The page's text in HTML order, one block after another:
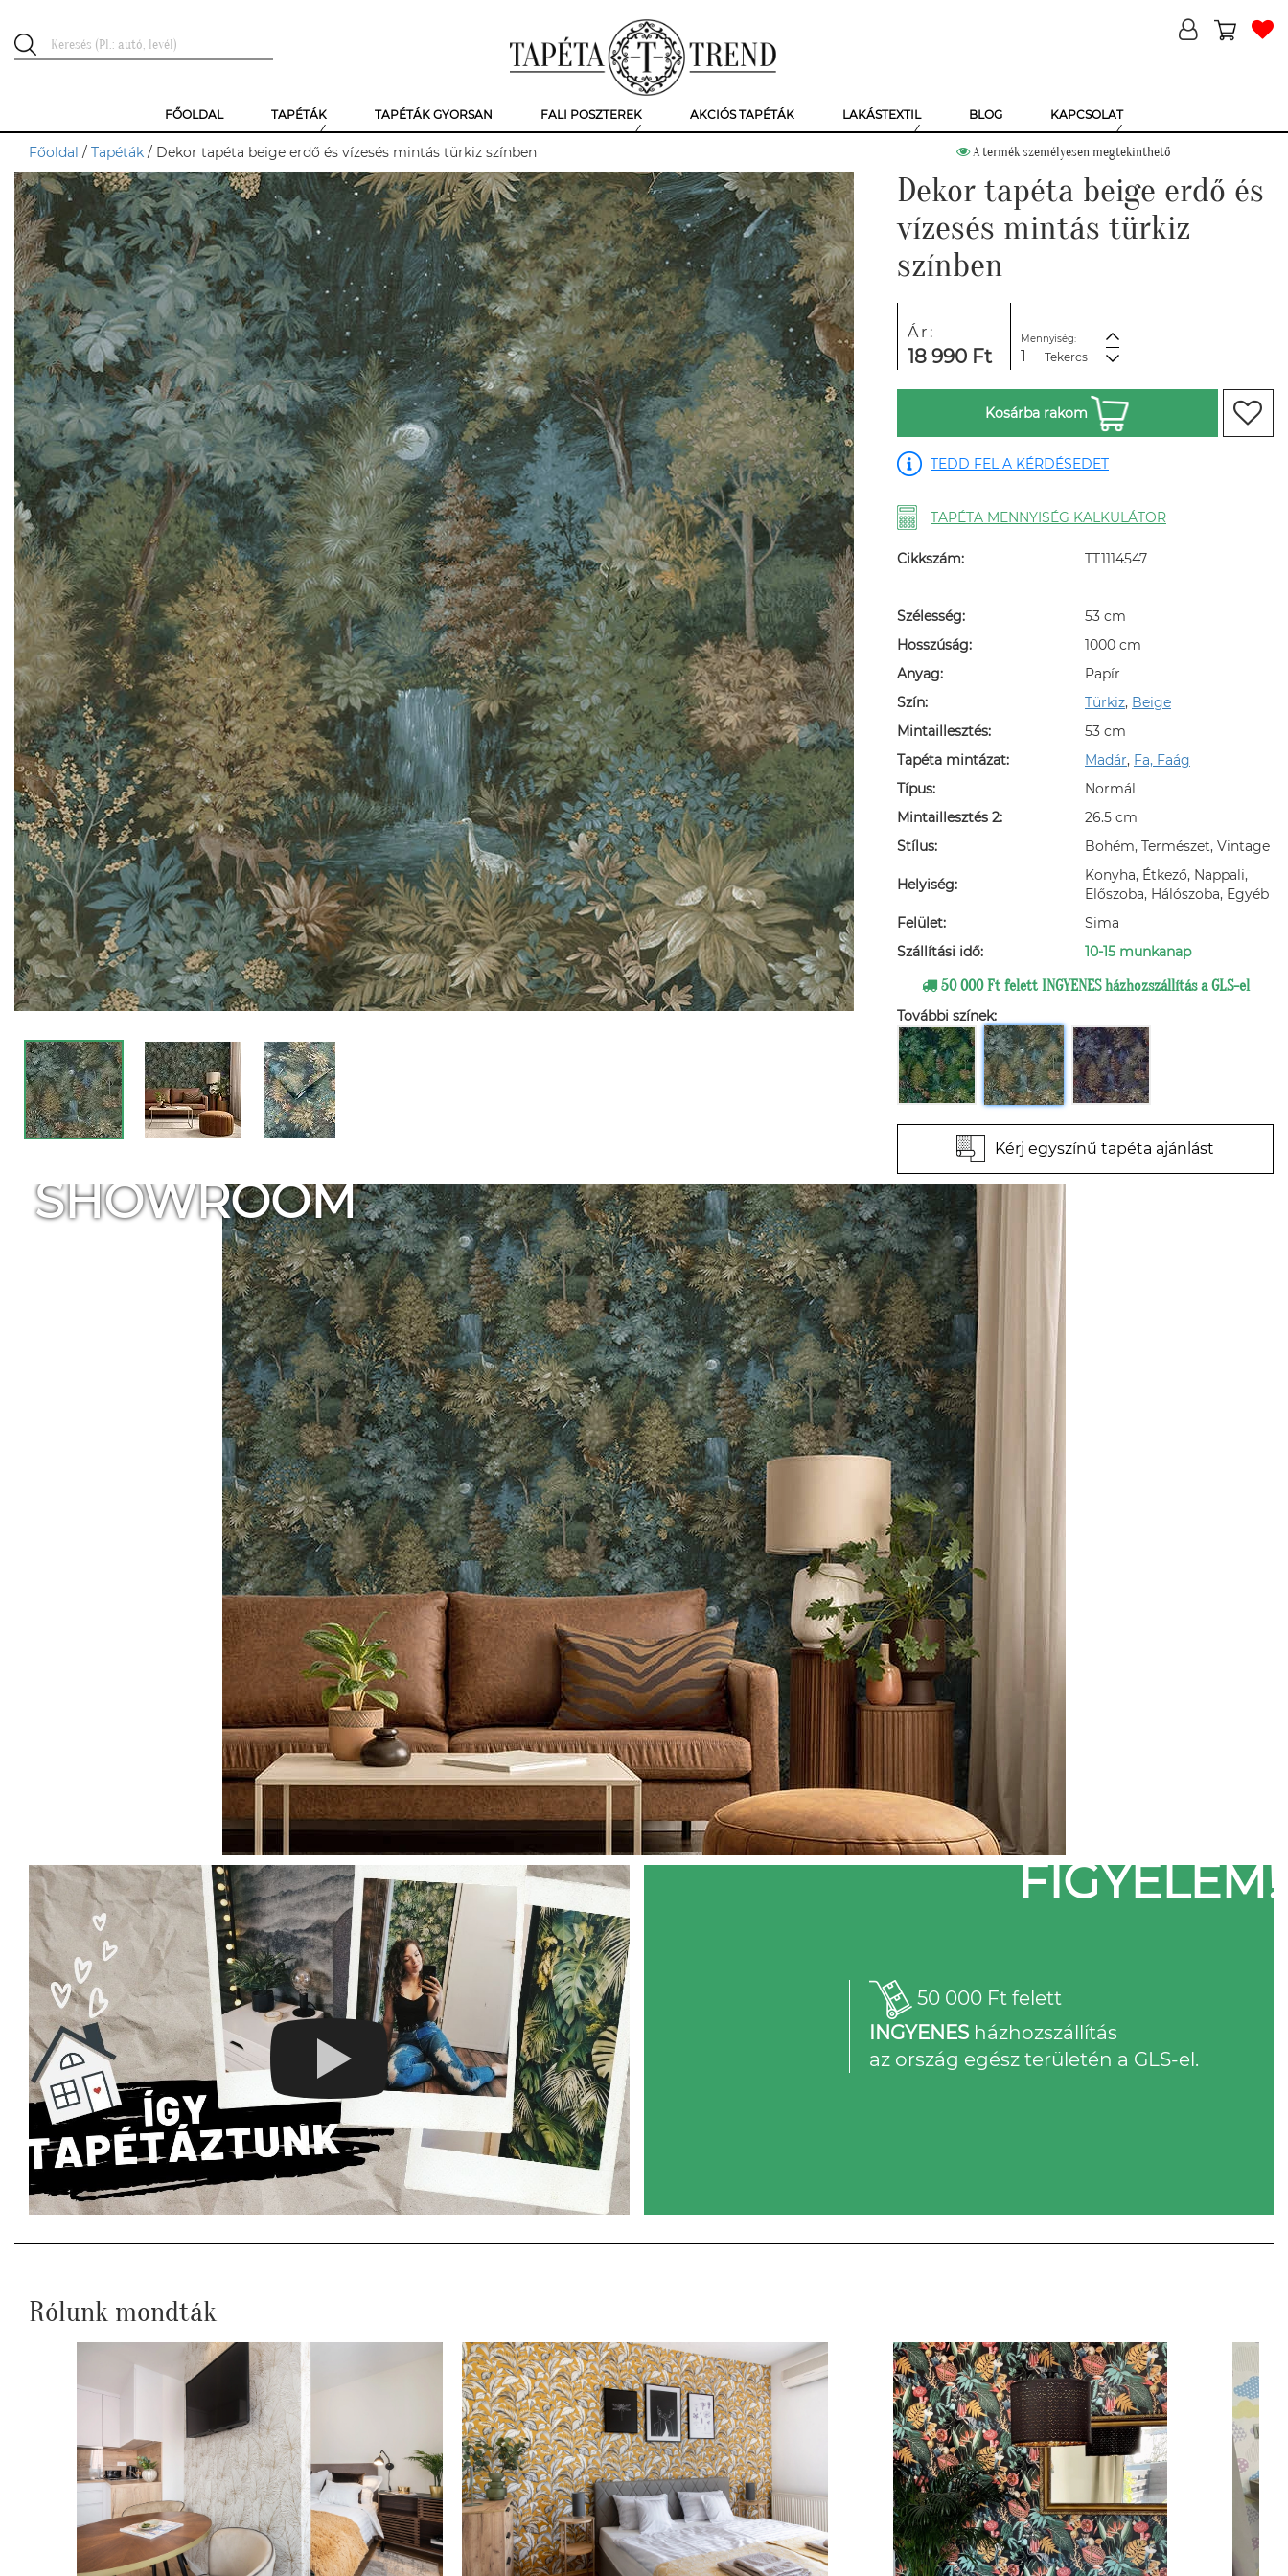
FŐOLDAL TAPÉTÁK TAPÉTÁK GYORSAN FALI POSZTEREK AKCIÓS TAPÉTÁK LAKÁSTEXTIL BLOG KAPCSOLAT
Főoldal / Tapéták / Dekor tapéta beige erdő és vízesés mintás türkiz színben A termék személyesen megtekinthető
Dekor tapéta beige erdő és
vízesés mintás türkiz
színben
Ár:
18 990 Ft
Mennyiség:
Tekercs
Kosárba rakom
TEDD FEL A KÉRDÉSEDET
TAPÉTA MENNYISÉG KALKULÁTOR
Cikkszám: TT1114547
Szélesség:
53 cm
Hosszúság:
1000 cm
Anyag:
Papír
Szín:
Türkiz, Beige
Mintaillesztés:
53 cm
Tapéta mintázat:
Madár, Fa, Faág
Típus:
Normál
Mintaillesztés 2:
26.5 cm
Stílus:
Bohém, Természet, Vintage
Helyiség:
Konyha, Étkező, Nappali,
Előszoba, Hálószoba, Egyéb
Felület:
Sima
Szállítási idő:
10-15 munkanap
50 000 Ft felett INGYENES házhozszállítás a GLS-el
További színek:
Kérj egyszínű tapéta ajánlást
SHOWROOM
FIGYELEM!
50 000 Ft felett
INGYENESházhozszállítás
az ország egész területén a GLS-el.
Rólunk mondták